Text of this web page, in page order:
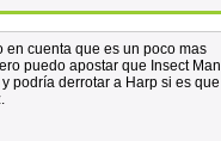
en cuenta que es un poco mas
puedo apostar que Insect Man
podría derrotar a Harp si es que